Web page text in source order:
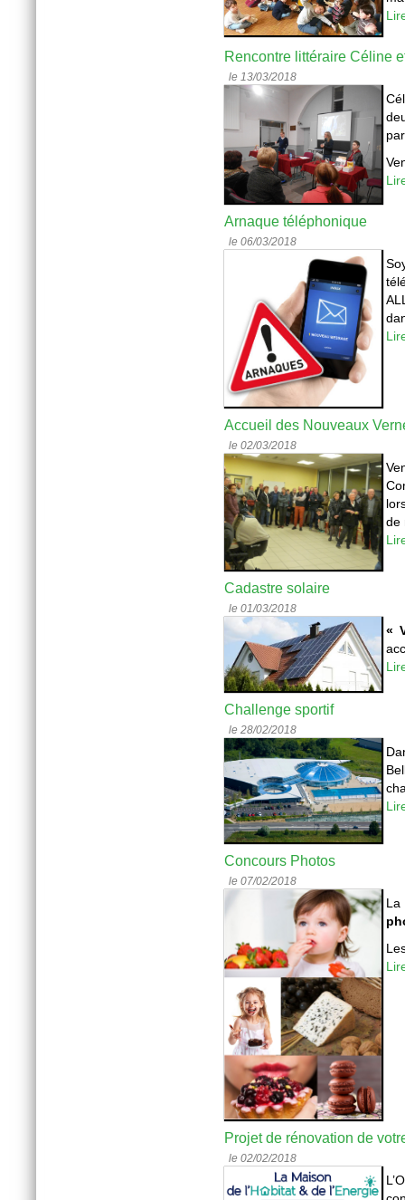
Rencontre littéraire Céline
le 13/03/2018
Arnaque téléphonique
le 06/03/2018
Accueil des Nouveaux
le 02/03/2018
de
Cadastre solaire
le 01/03/2018
«
Challenge sportif
le 28/02/2018
Concours Photos
le 07/02/2018
Projet de rénovation de
le 02/02/2018